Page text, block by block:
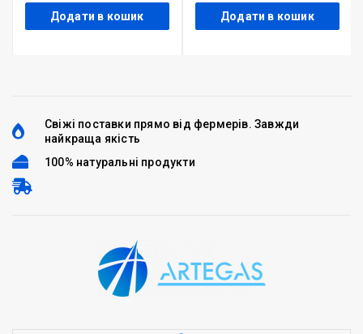
Додати в кошик Додати в кошик
Свіжі поставки прямо від фермерів. Завжди
найкраща якість
100% натуральні продукти